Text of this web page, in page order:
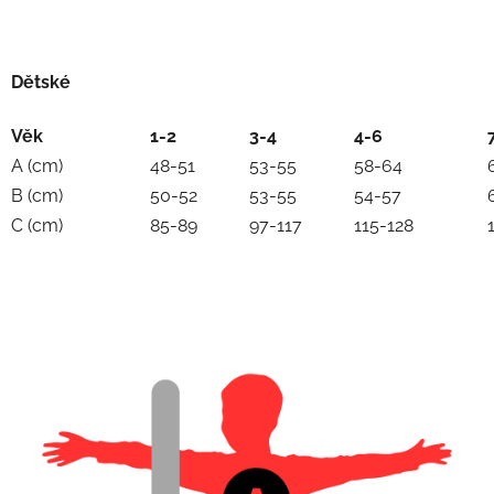
Dětské
Věk 1-2 3-4 4-6
A (cm)
48-51 53-55 58-64
B (cm)
50-52 53-55 54-57
C (cm)
85-89 97-117 115-128